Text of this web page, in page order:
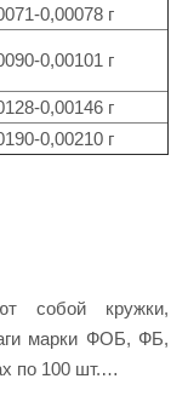
0,00078 г
0,00101 г
0,00146 г
0,00210 г
собой кружки,
марки ФОБ, ФБ,
по 100 шт.